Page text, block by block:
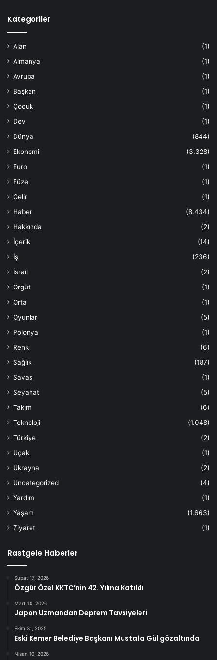
Kategoriler
Alan
(1)
Almanya
(1)
Avrupa
(1)
Başkan
(1)
Çocuk
(1)
Dev
(1)
Dünya
(844)
Ekonomi
(3.328)
Euro
(1)
Füze
(1)
Gelir
(1)
Haber
(8.434)
Hakkında
(2)
İçerik
(14)
İş
(236)
İsrail
(2)
Örgüt
(1)
Orta
(1)
Oyunlar
(5)
Polonya
(1)
Renk
(6)
Sağlık
(187)
Savaş
(1)
Seyahat
(5)
Takım
(6)
Teknoloji
(1.048)
Türkiye
(2)
Uçak
(1)
Ukrayna
(2)
Uncategorized
(4)
Yardım
(1)
Yaşam
(1.663)
Ziyaret
(1)
Rastgele Haberler
Şubat 17, 2026
Özgür Özel KKTC’nin 42. Yılına Katıldı
Mart 10, 2026
Japon Uzmandan Deprem Tavsiyeleri
Ekim 31, 2025
Eski Kemer Belediye Başkanı Mustafa Gül gözaltında
Nisan 10, 2026